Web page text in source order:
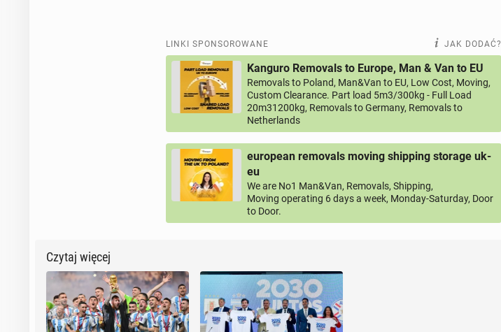
LINKI SPONSOROWANE JAK DODAĆ?
Kanguro Removals to Europe, Man & Van to EU
Removals to Poland, Man&Van to EU, Low Cost, Moving,
Custom Clearance. Part load 5m3/300kg - Full Load
20m31200kg, Removals to Germany, Removals to
Netherlands
european removals moving shipping storage uk-
eu
We are No1 Man&Van, Removals, Shipping,
Moving operating 6 days a week, Monday-Saturday, Door
to Door.
Czytaj więcej